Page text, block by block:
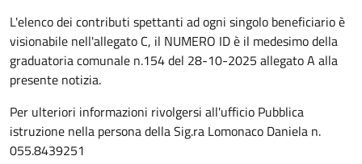
L'elenco dei contributi spettanti ad ogni singolo beneficiario è
visionabile nell'allegato C, il NUMERO ID è il medesimo della
graduatoria comunale n.154 del 28-10-2025 allegato A alla
presente notizia.
Per ulteriori informazioni rivolgersi all'ufficio Pubblica
istruzione nella persona della Sig.ra Lomonaco Daniela n.
055.8439251